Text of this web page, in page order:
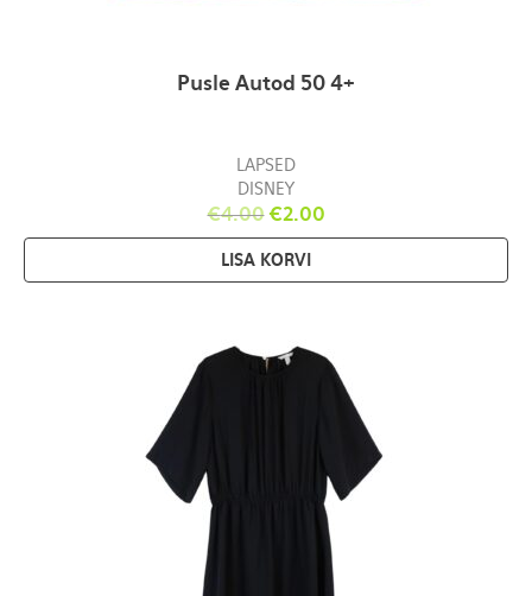
Pusle Autod 50 4+
LAPSED
DISNEY
€4.00 €2.00
LISA KORVI